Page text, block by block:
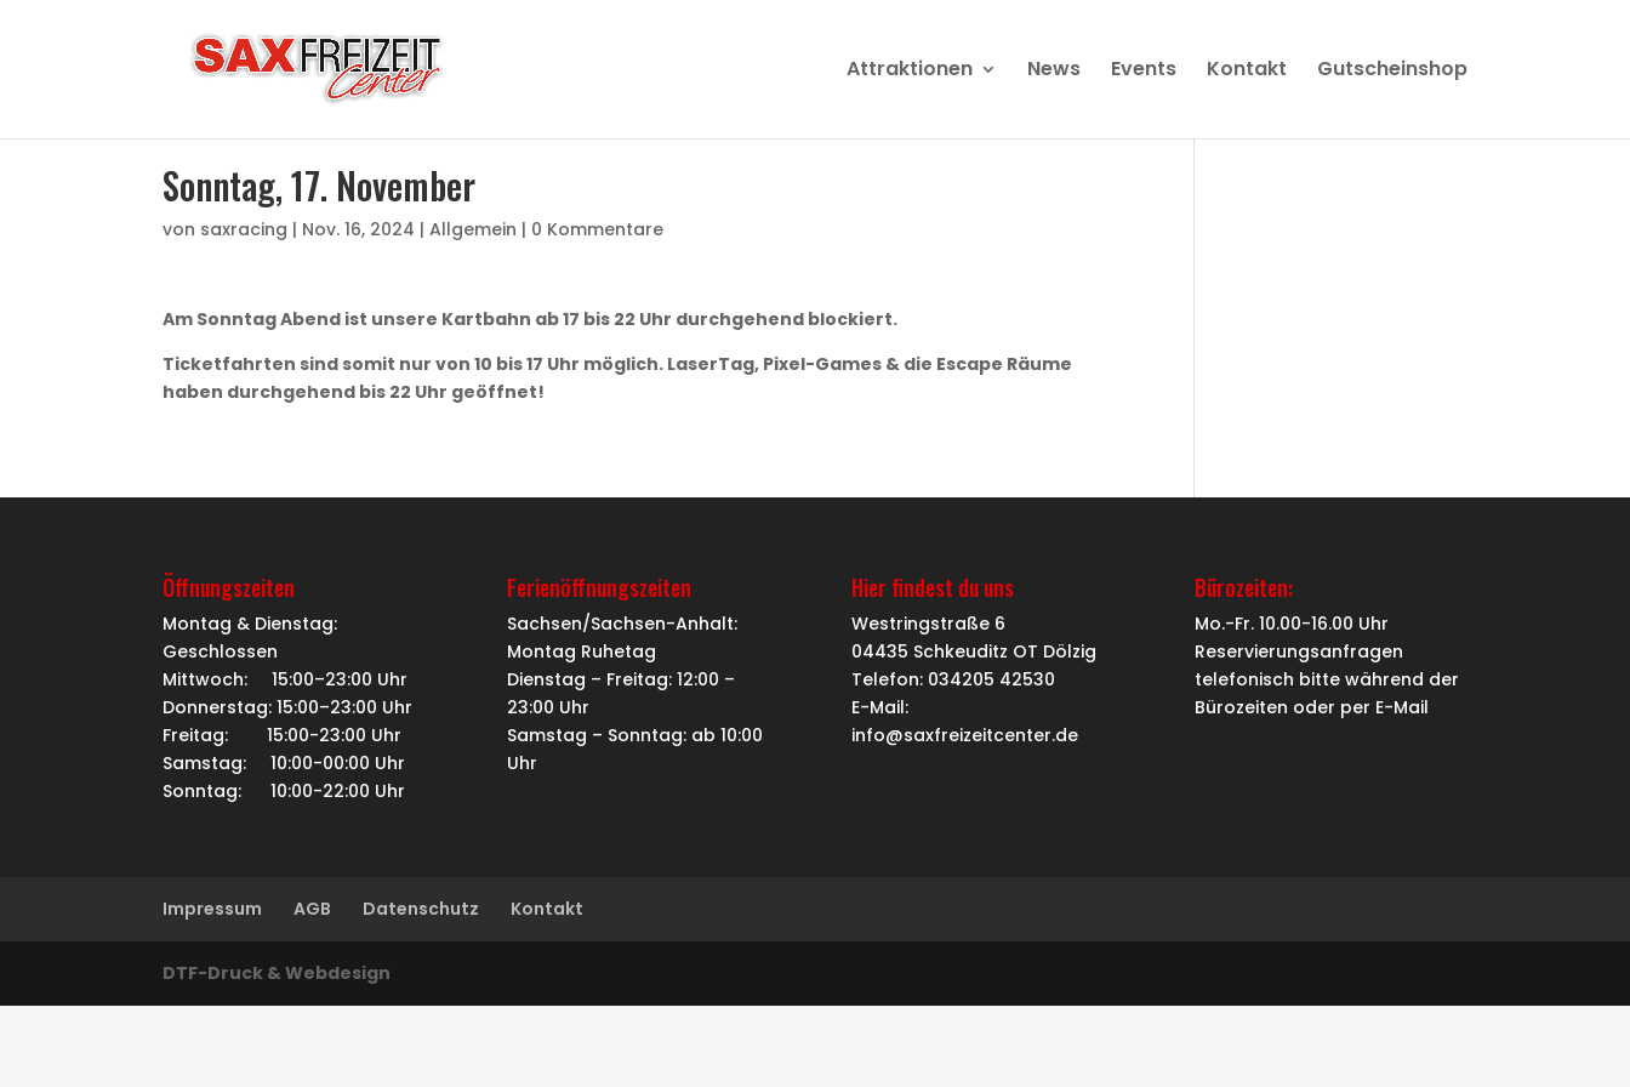
Attraktionen News Events Kontakt Gutscheinshop
Sonntag, 17. November
von saxracing | Nov. 16, 2024 |Allgemein | 0 Kommentare
Am Sonntag Abend ist unsere Kartbahn ab 17 bis 22 Uhr durchgehend blockiert.
Ticketfahrten sind somit nur von 10 bis 17 Uhr möglich. LaserTag, Pixel-Games & die Escape Räume
haben durchgehend bis 22 Uhr geöffnet!
Öffnungszeiten
Montag & Dienstag:
Geschlossen
Mittwoch: 15:00–23:00 Uhr
Donnerstag: 15:00–23:00 Uhr
Freitag: 15:00-23:00 Uhr
Samstag: 10:00-00:00 Uhr
Sonntag: 10:00-22:00 Uhr
Ferienöffnungszeiten
Sachsen/Sachsen-Anhalt:
Montag Ruhetag
Dienstag – Freitag: 12:00 –
23:00 Uhr
Samstag – Sonntag: ab 10:00
Uhr
Hier findest du uns
Westringstraße 6
04435 Schkeuditz OT Dölzig
Telefon: 034205 42530
E-Mail:
info@saxfreizeitcenter.de
Bürozeiten:
Mo.-Fr. 10.00-16.00 Uhr
Reservierungsanfragen
telefonisch bitte während der
Bürozeiten oder per E-Mail
Impressum AGB Datenschutz Kontakt
DTF-Druck & Webdesign